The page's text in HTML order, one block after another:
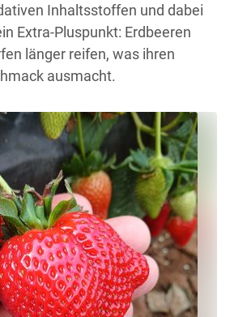
Inhaltsstoffen und dabei
Extra-Pluspunkt: Erdbeeren
länger reifen, was ihren
ausmacht.